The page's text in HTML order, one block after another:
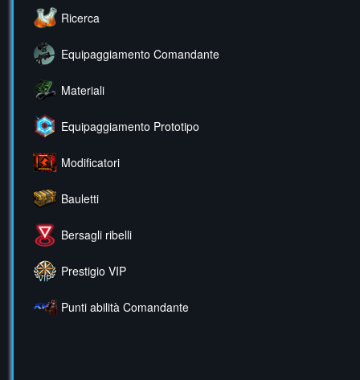
Ricerca
Equipaggiamento Comandante
Materiali
Equipaggiamento Prototipo
Modificatori
Bauletti
Bersagli ribelli
Prestigio VIP
Punti abilità Comandante